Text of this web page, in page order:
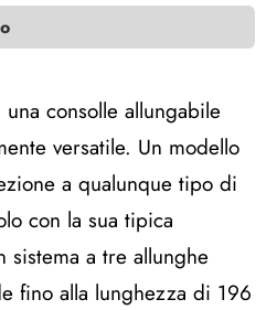
una consolle allungabile
versatile. Un modello
a qualunque tipo di
con la sua tipica
sistema a tre allunghe
fino alla lunghezza di 196